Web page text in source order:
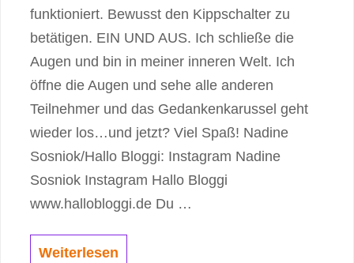
funktioniert. Bewusst den Kippschalter zu
betätigen. EIN UND AUS. Ich schließe die
Augen und bin in meiner inneren Welt. Ich
öffne die Augen und sehe alle anderen
Teilnehmer und das Gedankenkarussel geht
wieder los…und jetzt? Viel Spaß! Nadine
Sosniok/Hallo Bloggi: Instagram Nadine
Sosniok Instagram Hallo Bloggi
www.hallobloggi.de Du …
Weiterlesen